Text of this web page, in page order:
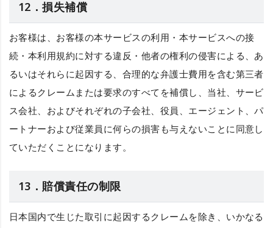
12．損失補償
お客様は、お客様の本サービスの利用・本サービスへの接
続・本利用規約に対する違反・他者の権利の侵害による、あ
るいはそれらに起因する、合理的な弁護士費用を含む第三者
によるクレームまたは要求のすべてを補償し、当社、サービ
ス会社、およびそれぞれの子会社、役員、エージェント、パ
ートナーおよび従業員に何らの損害も与えないことに同意し
ていただくことになります。
13．賠償責任の制限
日本国内で生じた取引に起因するクレームを除き、いかなる